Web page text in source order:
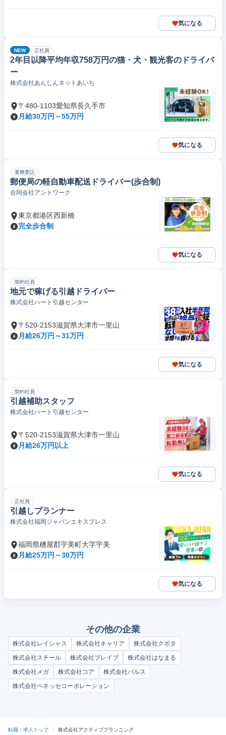
気になる
NEW 正社員
2年目以降平均年収758万円の猫・犬・観光客のドライバ
ー
株式会社あんしんネットあいち
〒480-1103愛知県長久手市
月給30万円～55万円
気になる
業務委託
郵便局の軽自動車配送ドライバー(歩合制)
合同会社アントワーク
東京都港区西新橋
完全歩合制
気になる
契約社員
地元で稼げる引越ドライバー
株式会社ハート引越センター
〒520-2153滋賀県大津市一里山
月給26万円～31万円
気になる
契約社員
引越補助スタッフ
株式会社ハート引越センター
〒520-2153滋賀県大津市一里山
月給26万円以上
気になる
正社員
引越しプランナー
株式会社福岡ジャパンエキスプレス
福岡県糟屋郡宇美町大字宇美
月給25万円～30万円
気になる
その他の企業
株式会社レイシャス 株式会社キャリア
株式会社クボタ
株式会社スチール
株式会社ブレイブ
株式会社はなまる
株式会社メガ
株式会社コア
株式会社バルス
株式会社ベネッセコーポレーション
転職・求人トップ / 株式会社アクティブプランニング